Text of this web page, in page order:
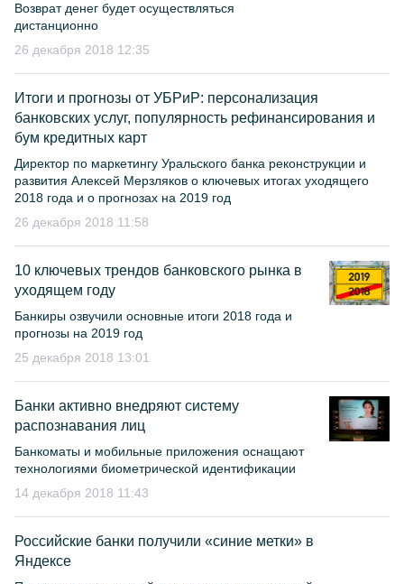
Возврат денег будет осуществляться
дистанционно
26 декабря 2018 12:35
Итоги и прогнозы от УБРиР: персонализация
банковских услуг, популярность рефинансирования и
бум кредитных карт
Директор по маркетингу Уральского банка реконструкции и
развития Алексей Мерзляков о ключевых итогах уходящего
2018 года и о прогнозах на 2019 год
26 декабря 2018 11:58
10 ключевых трендов банковского рынка в
уходящем году
Банкиры озвучили основные итоги 2018 года и
прогнозы на 2019 год
25 декабря 2018 13:01
Банки активно внедряют систему
распознавания лиц
Банкоматы и мобильные приложения оснащают
технологиями биометрической идентификации
14 декабря 2018 11:43
Российские банки получили «синие метки» в
Яндексе